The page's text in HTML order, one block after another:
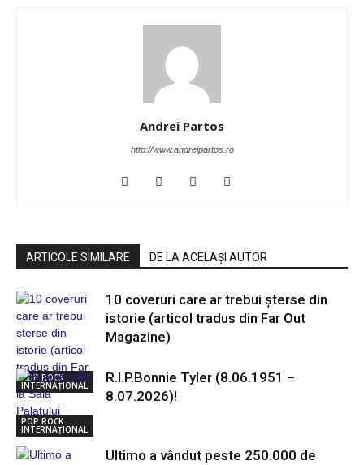
Andrei Partos
http://www.andreipartos.ro
ARTICOLE SIMILARE DE LA ACELAȘI AUTOR
POP ROCK
INTERNAȚIONAL
10 coveruri care ar trebui șterse din
istorie (articol tradus din Far Out
Magazine)
POP ROCK
INTERNAȚIONAL
R.I.P.Bonnie Tyler (8.06.1951 –
8.07.2026)!
Ultimo a vândut peste 250.000 de